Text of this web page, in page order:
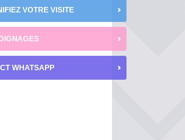
VOTRE VISITE
WHATSAPP